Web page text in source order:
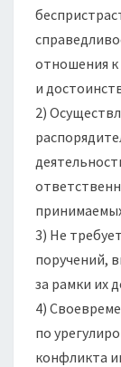
отношения к
и
2)
3) Не
поручений,
за рамки их
4)
по
конфликта